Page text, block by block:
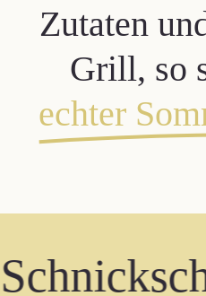
Zutaten
Grill, so
echter